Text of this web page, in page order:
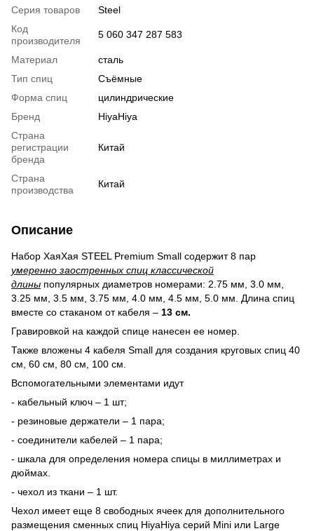
Серия товаров
Steel
Код
производителя
5 060 347 287 583
Материал
сталь
Тип спиц
Съёмные
Форма спиц
цилиндрические
Бренд
HiyaHiya
Страна
регистрации
бренда
Китай
Страна
производства
Китай
Описание
Набор ХаяХая STEEL Premium Small содержит 8 пар
умеренно заостренных спиц классической
длины популярных диаметров номерами: 2.75 мм, 3.0 мм,
3.25 мм, 3.5 мм, 3.75 мм, 4.0 мм, 4.5 мм, 5.0 мм. Длина спиц
вместе со стаканом от кабеля – 13 см.
Гравировкой на каждой спице нанесен ее номер.
Также вложены 4 кабеля Small для создания круговых спиц 40
см, 60 см, 80 см, 100 см.
Вспомогательными элементами идут
- кабельный ключ – 1 шт;
- резиновые держатели – 1 пара;
- соединители кабелей – 1 пара;
- шкала для определения номера спицы в миллиметрах и
дюймах.
- чехол из ткани – 1 шт.
Чехол имеет еще 8 свободных ячеек для дополнительного
размещения сменных спиц HiyaHiya серий Mini или Large